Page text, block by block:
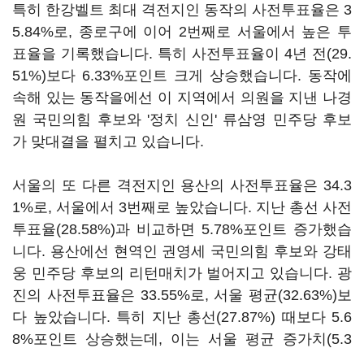
특히 한강벨트 최대 격전지인 동작의 사전투표율은 3
5.84%로, 종로구에 이어 2번째로 서울에서 높은 투
표율을 기록했습니다. 특히 사전투표율이 4년 전(29.
51%)보다 6.33%포인트 크게 상승했습니다. 동작에
속해 있는 동작을에선 이 지역에서 의원을 지낸 나경
원 국민의힘 후보와 '정치 신인' 류삼영 민주당 후보
가 맞대결을 펼치고 있습니다.
서울의 또 다른 격전지인 용산의 사전투표율은 34.3
1%로, 서울에서 3번째로 높았습니다. 지난 총선 사전
투표율(28.58%)과 비교하면 5.78%포인트 증가했습
니다. 용산에선 현역인 권영세 국민의힘 후보와 강태
웅 민주당 후보의 리턴매치가 벌어지고 있습니다. 광
진의 사전투표율은 33.55%로, 서울 평균(32.63%)보
다 높았습니다. 특히 지난 총선(27.87%) 때보다 5.6
8%포인트 상승했는데, 이는 서울 평균 증가치(5.3